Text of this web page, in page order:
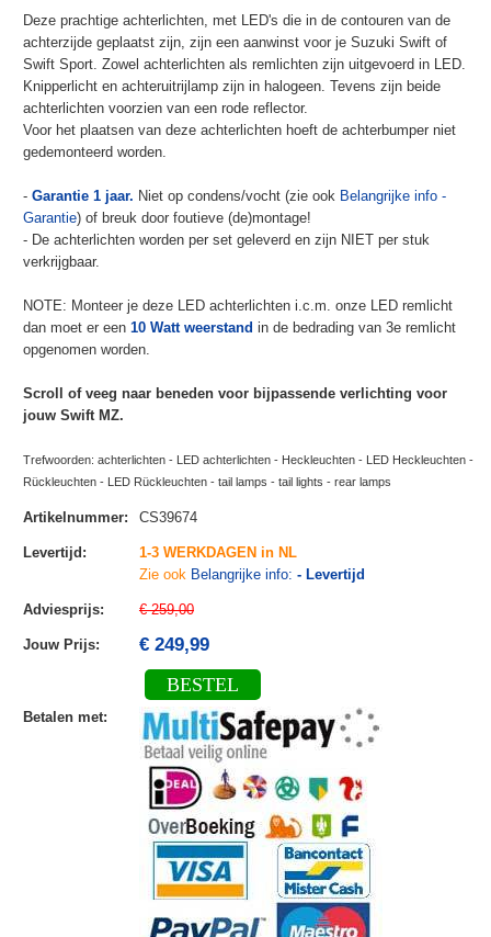
Deze prachtige achterlichten, met LED's die in de contouren van de
achterzijde geplaatst zijn, zijn een aanwinst voor je Suzuki Swift of
Swift Sport. Zowel achterlichten als remlichten zijn uitgevoerd in LED.
Knipperlicht en achteruitrijlamp zijn in halogeen. Tevens zijn beide
achterlichten voorzien van een rode reflector.
Voor het plaatsen van deze achterlichten hoeft de achterbumper niet
gedemonteerd worden.
- Garantie 1 jaar. Niet op condens/vocht (zie ook Belangrijke info -
Garantie) of breuk door foutieve (de)montage!
- De achterlichten worden per set geleverd en zijn NIET per stuk
verkrijgbaar.
NOTE: Monteer je deze LED achterlichten i.c.m. onze LED remlicht
dan moet er een 10 Watt weerstand in de bedrading van 3e remlicht
opgenomen worden.
Scroll of veeg naar beneden voor bijpassende verlichting voor
jouw Swift MZ.
Trefwoorden: achterlichten - LED achterlichten - Heckleuchten - LED Heckleuchten -
Rückleuchten - LED Rückleuchten - tail lamps - tail lights - rear lamps
Artikelnummer: CS39674
Levertijd :
1-3 WERKDAGEN in NL
Zie ook Belangrijke info: - Levertijd
Adviesprijs: € 259,00
Jouw Prijs: € 249,99
BESTEL
Betalen met: